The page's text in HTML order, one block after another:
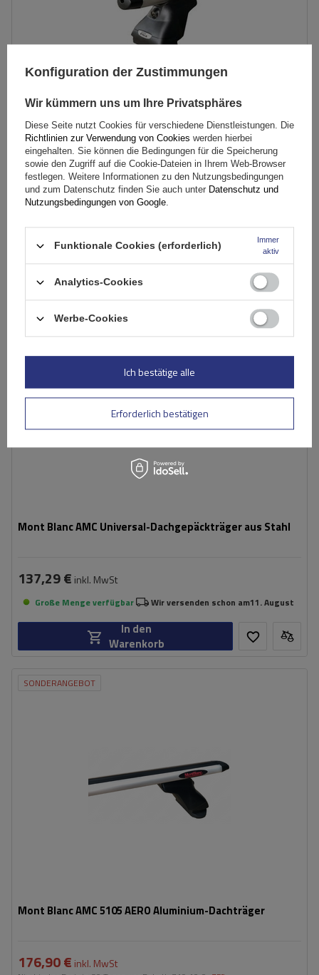
Mont Blanc AMC 5105-A43 Aluminium-Dachgepäckträger
174,89 €inkl. MwSt
In den
Mont Blanc AMC Universal-Dachgepäckträger aus Stahl
137,29 € inkl. MwSt
Große Menge verfügbar Wir versenden schon am11. August
In den
Warenkorb
SONDERANGEBOT
Mont Blanc AMC 5105 AERO Aluminium-Dachträger
176,90 € inkl. MwSt
Konfiguration der Zustimmungen
Wir kümmern uns um Ihre Privatsphäres
Diese Seite nutzt Cookies für verschiedene Dienstleistungen. Die
Richtlinien zur Verwendung von Cookies werden hierbei
eingehalten. Sie können die Bedingungen für die Speicherung
sowie den Zugriff auf die Cookie-Dateien in Ihrem Web-Browser
festlegen. Weitere Informationen zu den Nutzungsbedingungen
und zum Datenschutz finden Sie auch unter Datenschutz und
Nutzungsbedingungen von Google.
Funktionale Cookies (erforderlich)
Immer
aktiv
Analytics-Cookies
Werbe-Cookies
Erforderlich bestätigen
Ich bestätige alle